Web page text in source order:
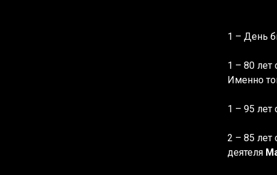
1 – День
1 – 80 лет
Именно
1 – 95 лет
2 – 85
деятеля